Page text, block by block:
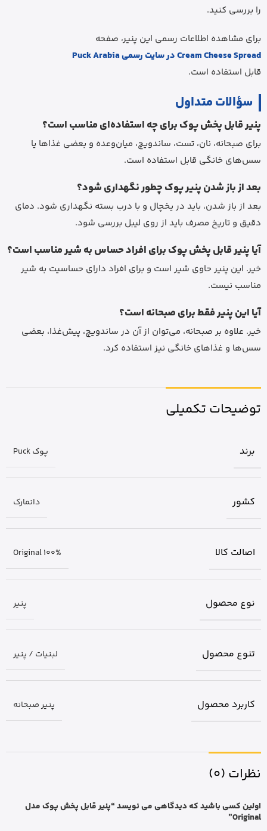
را بررسی کنید.
برای مشاهده اطلاعات رسمی این پنیر، صفحه
Cream Cheese Spread در سایت رسمی Puck Arabia
قابل استفاده است.
سؤالات متداول
پنیر قابل پخش پوک برای چه استفاده‌ای مناسب است؟
برای صبحانه، نان، تست، ساندویچ، میان‌وعده و بعضی غذاها یا
سس‌های خانگی قابل استفاده است.
بعد از باز شدن پنیر پوک چطور نگهداری شود؟
بعد از باز شدن، باید در یخچال و با درب بسته نگهداری شود. دمای
دقیق و تاریخ مصرف باید از روی لیبل بررسی شود.
آیا پنیر قابل پخش پوک برای افراد حساس به شیر مناسب است؟
خیر. این پنیر حاوی شیر است و برای افراد دارای حساسیت به شیر
مناسب نیست.
آیا این پنیر فقط برای صبحانه است؟
خیر. علاوه بر صبحانه، می‌توان از آن در ساندویچ، پیش‌غذا، بعضی
سس‌ها و غذاهای خانگی نیز استفاده کرد.
توضیحات تکمیلی
برند پوک Puck
کشور دانمارک
اصالت کالا Original 100%
نوع محصول پنیر
تنوع محصول لبنیات / پنیر
کاربرد محصول پنیر صبحانه
نظرات (0)
اولین کسی باشید که دیدگاهی می نویسد “پنیر قابل پخش پوک مدل
Original”